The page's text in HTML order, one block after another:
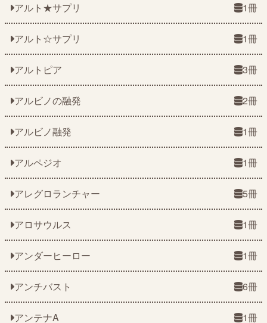
アルト★サプリ 1冊
アルト☆サプリ 1冊
アルトピア 3冊
アルビノの融発 2冊
アルビノ融発 1冊
アルペジオ 1冊
アレグロランチャー 5冊
アロサウルス 1冊
アンダーヒーロー 1冊
アンチバスト 6冊
アンテナA 1冊